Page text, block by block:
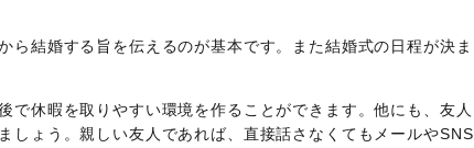
結婚する旨を伝えるのが基本です。また結婚式の日程が決ま
休暇を取りやすい環境を作ることができます。他にも、友人
しょう。親しい友人であれば、直接話さなくてもメールやSNS